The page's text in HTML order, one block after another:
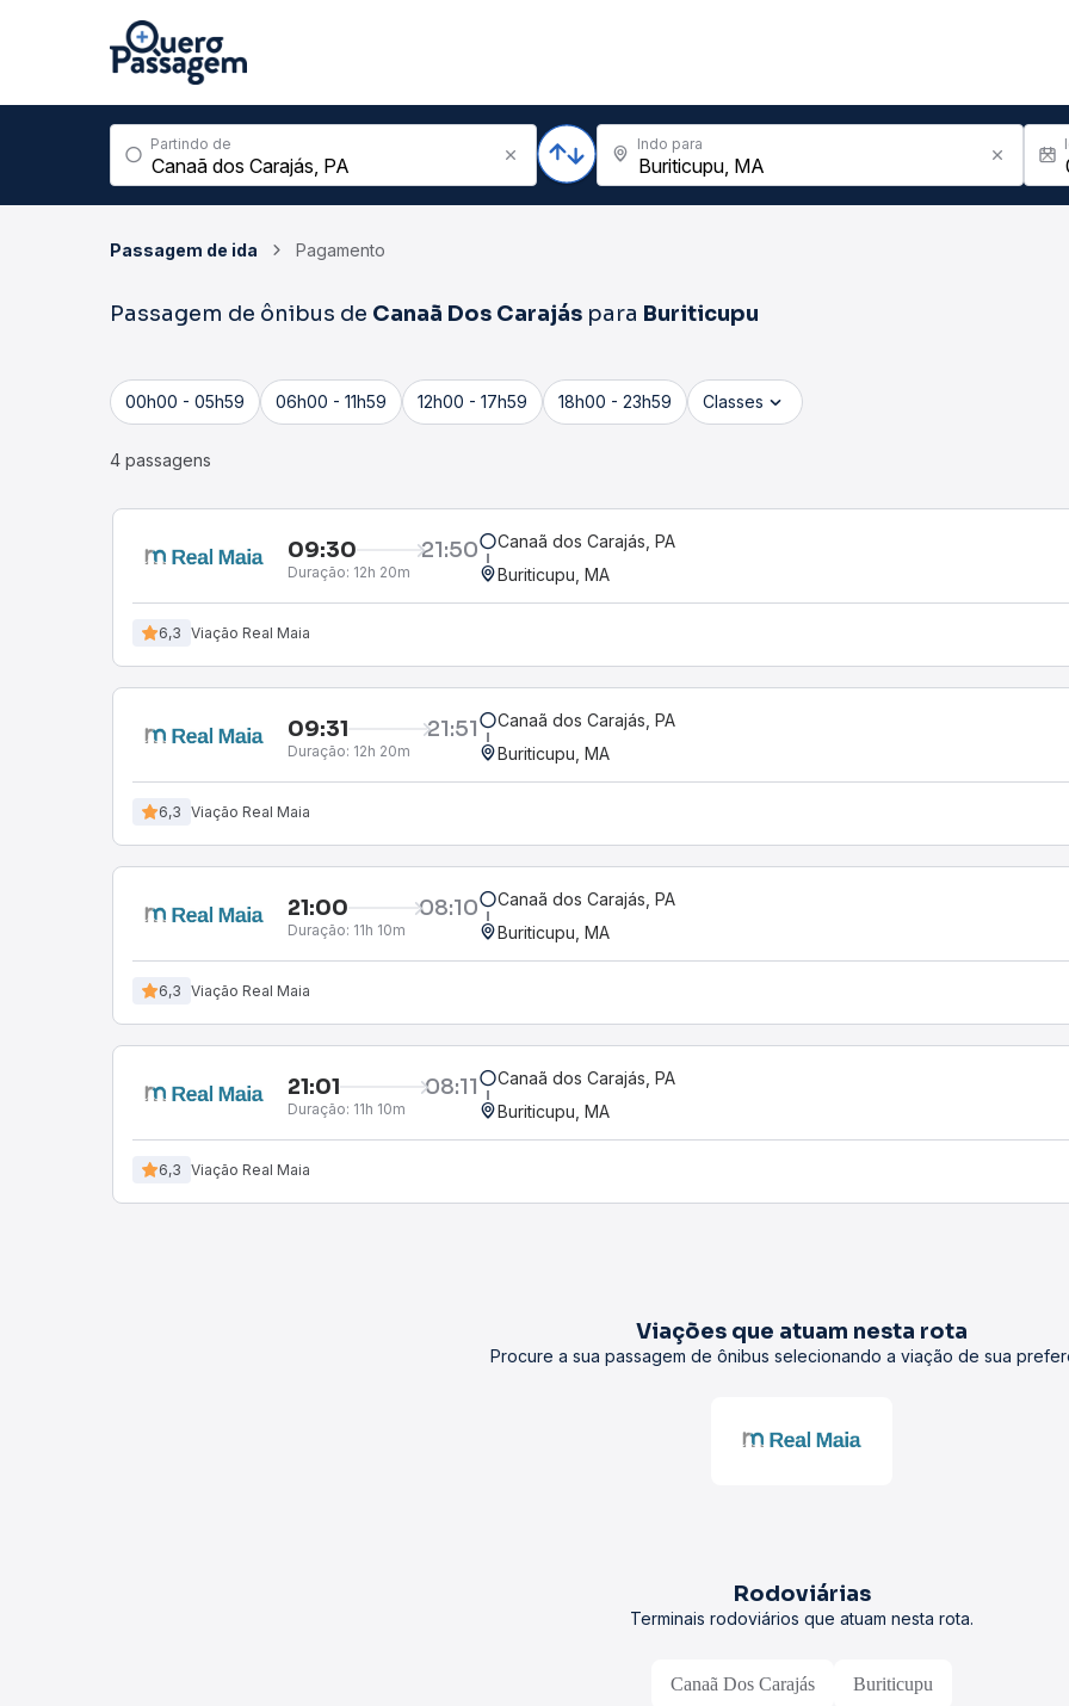
Partindo de Indo para
Passagem de ida Pagamento
Passagem de ônibus de Canaã Dos Carajás para Buriticupu
00h00 - 05h59 06h00 - 11h59 12h00 - 17h59 18h00 - 23h59 Classes
4 passagens
09:30 21:50
Duração: 12h 20m
Canaã dos Carajás, PA
Buriticupu, MA
6,3 Viação Real Maia
09:31 21:51
Duração: 12h 20m
Canaã dos Carajás, PA
Buriticupu, MA
6,3 Viação Real Maia
21:00 08:10
Duração: 11h 10m
Canaã dos Carajás, PA
Buriticupu, MA
6,3 Viação Real Maia
21:01 08:11
Duração: 11h 10m
Canaã dos Carajás, PA
Buriticupu, MA
6,3 Viação Real Maia
Viações que atuam nesta rota
Procure a sua passagem de ônibus selecionando a viação de sua
Rodoviárias
Terminais rodoviários que atuam nesta rota.
Canaã Dos Carajás Buriticupu